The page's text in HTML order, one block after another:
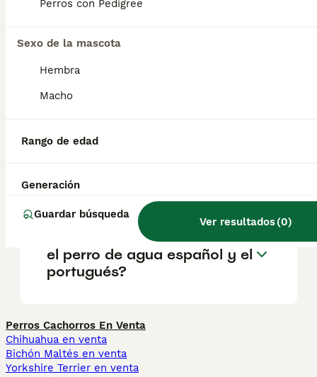
Perros con Pedigree
Sexo de la mascota
Hembra
Macho
Rango de edad
Generación
Guardar búsqueda
Ver resultados(0)
sus seres queridos.
¿Cuánto cuesta un perro de
ladra mucho?
¿Qué diferencias hay entre
el perro de agua español y el
portugués?
Perros Cachorros En Venta
Chihuahua en venta
Bichón Maltés en venta
Yorkshire Terrier en venta